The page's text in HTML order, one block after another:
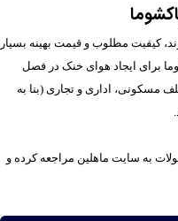
کیفیت مطلوب و قیمت بهینه بسیار
است کولرهای گازی 12000 پاکشوما برای ایجاد هوای خنک در فصل
مسکونی، اداری و تجاری (بنا به
به سایت ماهلین مراجعه کرده و